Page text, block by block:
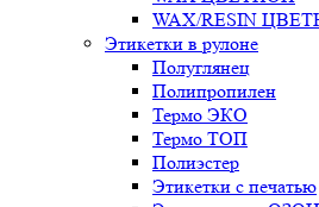
WAX/RESIN
Этикетки в рулоне
Полуглянец
Полипропилен
Термо ЭКО
Термо ТОП
Полиэстер
Этикетки с печатью